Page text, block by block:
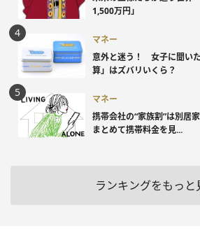
1,500万円」
マネー
意外と迷う！ 女子に聞い
算」はズバリいくら？
マネー
携帯会社の“家族割”は別居
まとめて携帯料金を見...
ランキングをもっと